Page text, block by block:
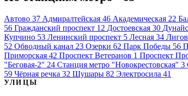
Автово 37 Адмиралтейская 46 Академическая 22
56 Гражданский проспект 12 Достоевская 30
Купчино 53 Ленинский проспект 5 Лесная 34
52 Обводный канал 23 Озерки 62 Парк Победы 56
Приморская 42 Проспект Ветеранов 1 Проспект
"Беговая-2" 24 Станция метро "Новокрестовская" 3
59 Чёрная речка 32 Шушары 82 Электросила 41
УЛИЦЫ